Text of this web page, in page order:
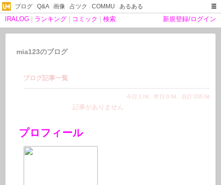
ブログ Q&A| 画像 占ツク COMMU あるある
IRALOG ランキング コミック 検索 新規登録/ログイン
mia123のブログ
ブログ記事一覧
今日:1 hit、昨日:0 hit、合計:335 hit
記事がありません
プロフィール